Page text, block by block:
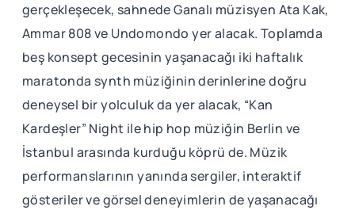
gerçekleşecek, sahnede Ganalı müzisyen Ata Kak,
Ammar 808 ve Undomondo yer alacak. Toplamda
beş konsept gecesinin yaşanacağı iki haftalık
maratonda synth müziğinin derinlerine doğru
deneysel bir yolculuk da yer alacak, “Kan
Kardeşler” Night ile hip hop müziğin Berlin ve
İstanbul arasında kurduğu köprü de. Müzik
performanslarının yanında sergiler, interaktif
gösteriler ve görsel deneyimlerin de yaşanacağı